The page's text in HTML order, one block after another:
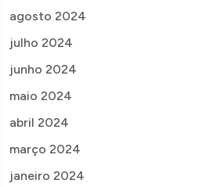
agosto 2024
julho 2024
junho 2024
maio 2024
abril 2024
março 2024
janeiro 2024